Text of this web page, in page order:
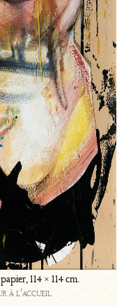
114 × 114 cm.
à l’accueil